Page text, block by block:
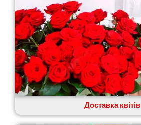
Доставка квітів